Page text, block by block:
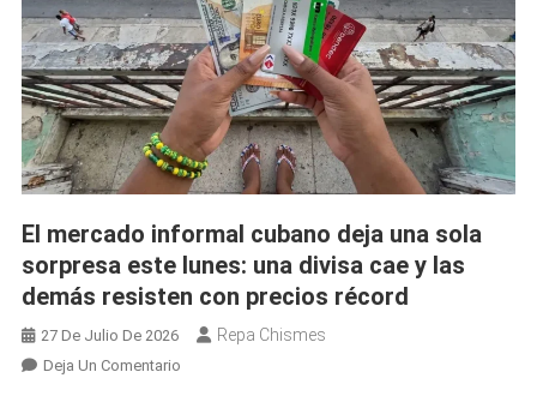
Otra
Vuelve
A
En
El
Mercado
Cubano
El mercado informal cubano deja una sola
sorpresa este lunes: una divisa cae y las
demás resisten con precios récord
27 De Julio De 2026 Repa Chismes
Deja Un ComentarioEn